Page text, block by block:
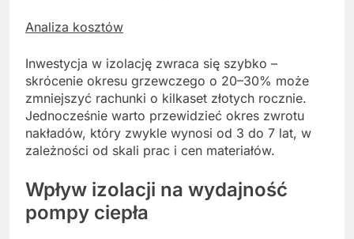
Analiza kosztów
Inwestycja w izolację zwraca się szybko –
skrócenie okresu grzewczego o 20–30% może
zmniejszyć rachunki o kilkaset złotych rocznie.
Jednocześnie warto przewidzieć okres zwrotu
nakładów, który zwykle wynosi od 3 do 7 lat, w
zależności od skali prac i cen materiałów.
Wpływ izolacji na wydajność
pompy ciepła